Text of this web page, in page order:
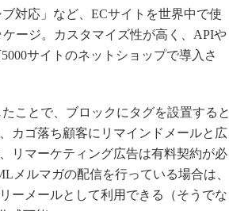
対応」など、ECサイトを世界中で使
ージ。カスタマイズ性が高く、APIや
サイトのネットショップで導入さ
ことで、ブロックにタグを設置すると
カゴ落ち顧客にリマインドメールと広
リマーケティング広告は有料契約が必
メルマガの配信を行っている場合は、
ーメールとして利用できる（そうでな